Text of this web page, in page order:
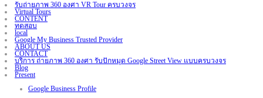
รับถ่ายภาพ 360 องศา VR Tour ครบวงจร
Virtual Tours
CONTENT
ทดสอบ
local
Google My Business Trusted Provider
ABOUT US
CONTACT
บริการ ถ่ายภาพ 360 องศา รับปักหมุด Google Street View แบบครบวงจร
Blog
Present
Google Business Profile